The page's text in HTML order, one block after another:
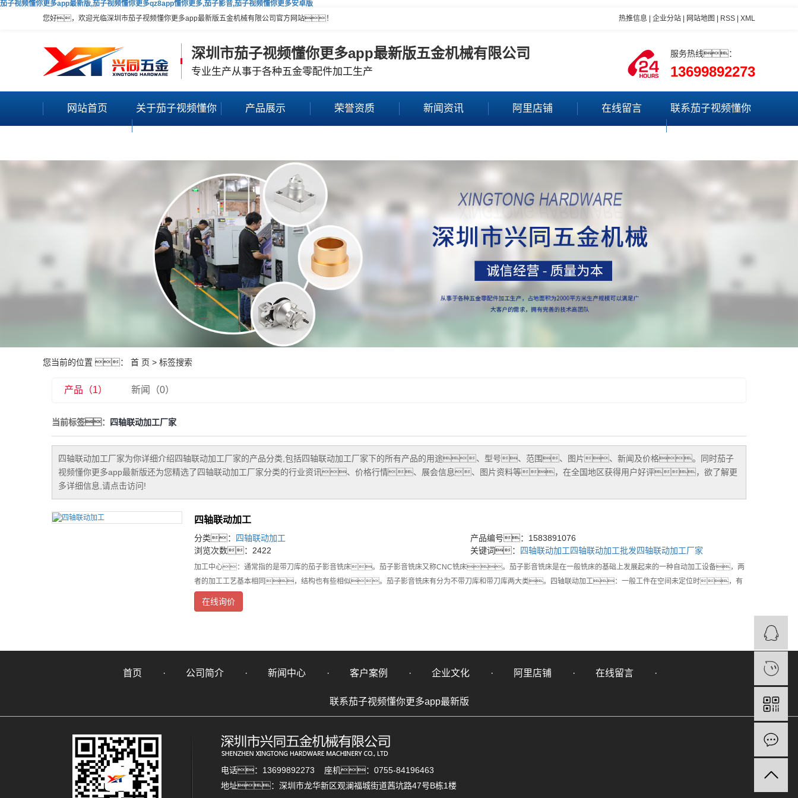
茄子视频懂你更多app最新版,茄子视频懂你更多qz8app懂你更多,茄子影音,茄子视频懂你更多安卓版
您好，欢迎光临深圳市茄子视频懂你更多app最新版五金机械有限公司官方网站！
热推信息 企业分站 网站地图 RSS XML
深圳市茄子视频懂你更多app最新版五金机械有限公司
专业生产从事于各种五金零配件加工生产
服务热线：
13699892273
网站首页 关于茄子视频懂你 产品展示 荣誉资质 新闻资讯 阿里店铺 在线留言 联系茄子视频懂你
您当前的位置 ： 首 页 > 标签搜索
产品（1） 新闻（0）
当前标签： 四轴联动加工厂家
四轴联动加工厂家为你详细介绍四轴联动加工厂家的产品分类,包括四轴联动加工厂家下的所有产品的用途、型号、范围、图片、新闻及价格。同时茄子
视频懂你更多app最新版还为您精选了 四轴联动加工厂家分类的行业资讯、价格行情、展会信息、图片资料等，在全国地区获得用户好评，欲了解更
多详细信息,请点击访问!
四轴联动加工
分类： 四轴联动加工
产品编号：1583891076
浏览次数：2422
关键词： 四轴联动加工四轴联动加工批发四轴联动加工厂家
加工中心：通常指的是带刀库的茄子影音铣床。茄子影音铣床又称CNC铣床。茄子影音铣床是在一般铣床的基础上发展起来的一种自动加工设备，两
者的加工工艺基本相同，结构也有些相似。茄子影音铣床有分为不带刀库和带刀库两大类。四轴联动加工：一般工件在空间未定位时，有
六个
在线询价
首页 公司简介 新闻中心 客户案例 企业文化 阿里店铺 在线留言
联系茄子视频懂你更多app最新版
电话：13699892273 座机：0755-84196463
地址：深圳市龙华新区观澜福城街道茜坑路47号B栋1楼